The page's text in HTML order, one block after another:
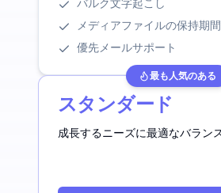
バルク文字起こし
メディアファイルの保持期
優先メールサポート
最も人気のある
スタンダード
成長するニーズに最適なバランス